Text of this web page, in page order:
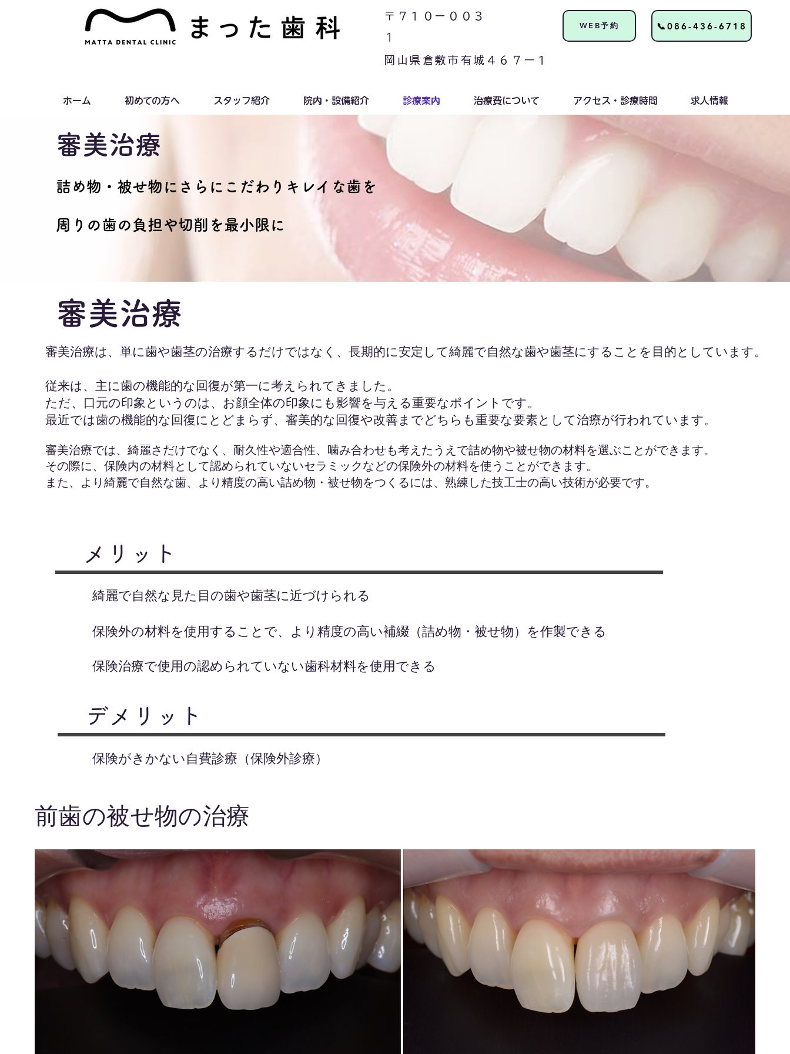
〒７１０ー００３
１
​岡山県倉敷市有城４６７ー１
WEB予約 📞086-436-6718
ホーム 初めての方へ スタッフ紹介 院内・設備紹介 診療案内 治療費について アクセス・診療時間 求人情報
審美治療
詰め物・被せ物にさらにこだわりキレイな歯を
周りの歯の負担や切削を最小限に
審美治療
審美治療は、単に歯や歯茎の治療するだけではなく、長期的に安定して綺麗で自然な歯や歯茎にすることを目的としています。
従来は、主に歯の機能的な回復が第一に考えられてきました。
ただ、口元の印象というのは、お顔全体の印象にも影響を与える重要なポイントです。
最近では歯の機能的な回復にとどまらず、審美的な回復や改善までどちらも重要な要素として治療が行われています。
審美治療では、綺麗さ だけでなく、耐久性や適合性、噛み合わせも考えたうえで詰め物や被せ物の材料を選ぶことができます。
その際に、保険内の材料として認められていないセラミックなどの保険外の材料を使うことができます。
また、より綺麗で自然な歯、より精度の高い詰め物・被せ物をつくるには、熟練した技工士の高い技術が必要です​。
メリット
綺麗で自然な見た目の歯や​歯茎に近づけられる
保険外の材料を使用することで、より精度の高い補綴（詰め物・被せ物）を作製できる
​保険治療で使用の認められていない歯科材料を使用できる
デメリット
保険がきかない自費診療（保険外診療）
前歯の被せ物の治療